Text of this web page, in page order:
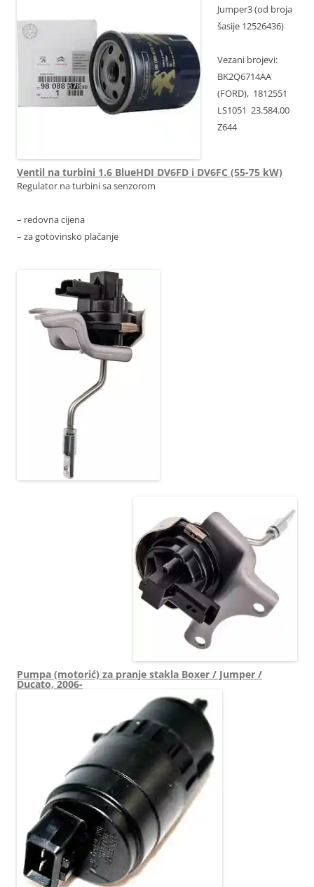
Jumper3 (od broja
šasije 12526436)
Vezani brojevi:
BK2Q6714AA
(FORD), 1812551
LS1051 23.584.00
Z644
Ventil na turbini 1.6 BlueHDI DV6FD i DV6FC (55-75 kW)
Regulator na turbini sa senzorom
– redovna cijena
– za gotovinsko plačanje
Pumpa (motorić) za pranje stakla Boxer / Jumper /
Ducato, 2006-